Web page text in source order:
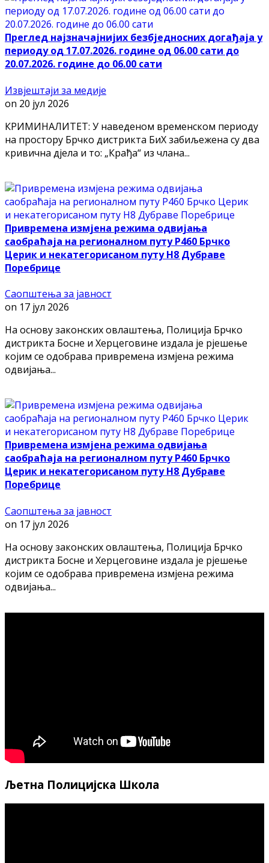
Преглед најзначајнијих безбједносних догађаја у
периоду од 17.07.2026. године од 06.00 сати до
20.07.2026. године до 06.00 сати
Извјештаји за медије
on 20 јул 2026
КРИМИНАЛИТЕТ: У наведеном временском периоду
на простору Брчко дистрикта БиХ забиљежена су два
кривична дјела и то: „Крађа“ из члана...
Привремена измјена режима одвијања
саобраћаја на регионалном путу Р460 Брчко
Церик и некатегорисаном путу Н8 Дубраве
Поребрице
Саопштења за јавност
on 17 јул 2026
На основу законских овлаштења, Полиција Брчко
дистрикта Босне и Херцеговине издала је рјешење
којим се одобрава привремена измјена режима
одвијања...
Привремена измјена режима одвијања
саобраћаја на регионалном путу Р460 Брчко
Церик и некатегорисаном путу Н8 Дубраве
Поребрице
Саопштења за јавност
on 17 јул 2026
На основу законских овлаштења, Полиција Брчко
дистрикта Босне и Херцеговине издала је рјешење
којим се одобрава привремена измјена режима
одвијања...
Љетна Полицијска Школа